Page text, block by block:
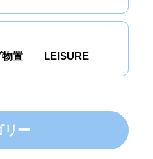
物置 LEISURE
リー